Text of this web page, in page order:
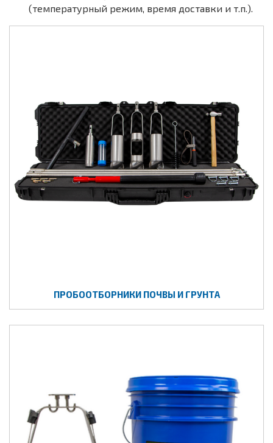
(температурный режим, время доставки и т.п.).
ПРОБООТБОРНИКИ ПОЧВЫ И ГРУНТА